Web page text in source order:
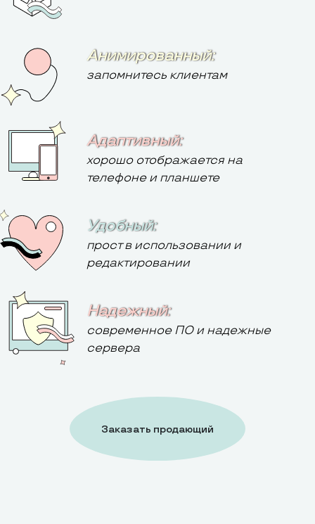
Анимированный:
запомнитесь клиентам
Адаптивный:
хорошо отображается на
телефоне и планшете
Удобный:
прост в использовании и
редактировании
Надежный:
современное ПО и надежные
сервера
Заказать продающий